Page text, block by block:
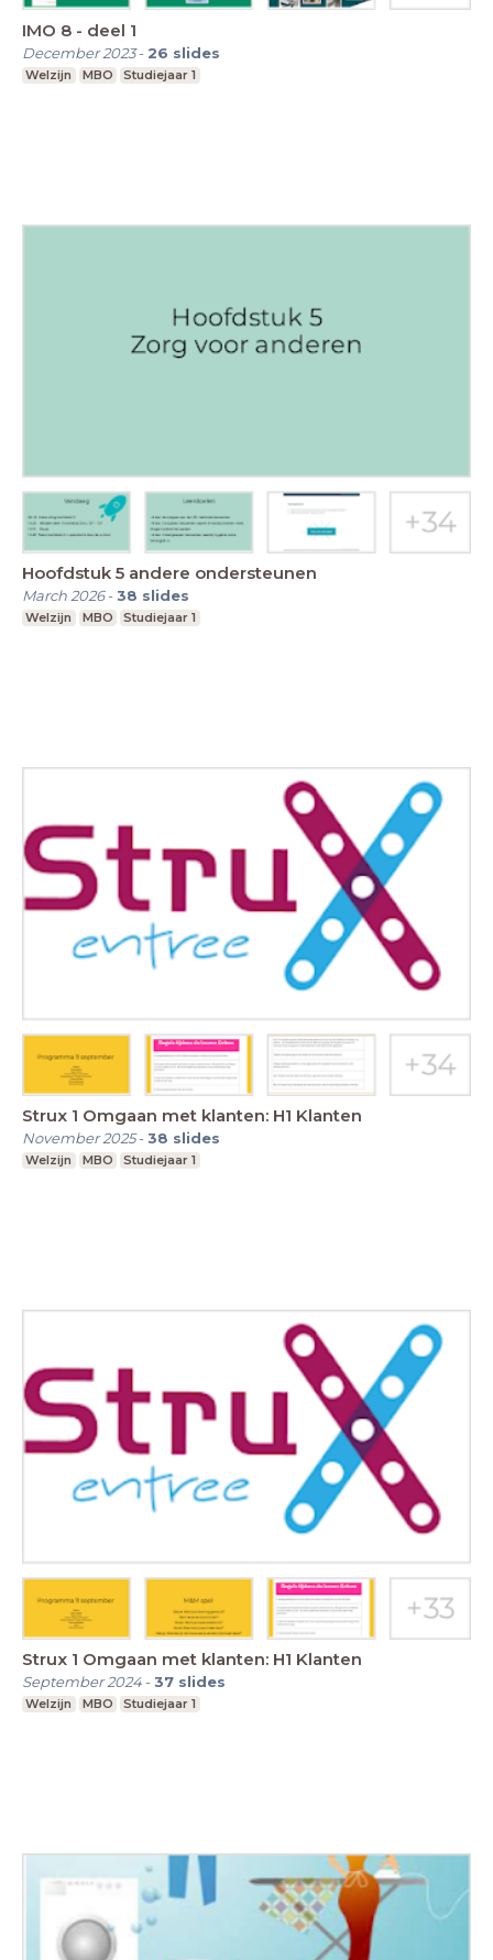
IMO 8 - deel 1
December 2023- 26 slides
Welzijn MBO Studiejaar 1
Hoofdstuk 5 andere ondersteunen
March 2026-38 slides
Welzijn MBO Studiejaar 1
Strux 1 Omgaan met klanten: H1 Klanten
November 2025-38 slides
Welzijn MBO Studiejaar 1
Strux 1 Omgaan met klanten: H1 Klanten
September 2024-37 slides
Welzijn MBO Studiejaar 1